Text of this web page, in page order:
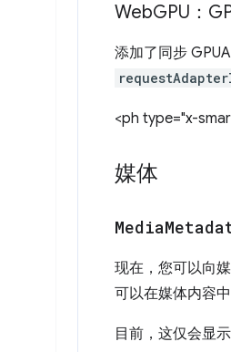
WebGPU：
添加了同步
<ph type="x-
媒体
Media
现在，您可以向
可以在媒体内容中
目前，这仅会显